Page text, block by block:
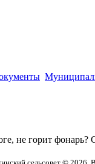
не горит фонарь?